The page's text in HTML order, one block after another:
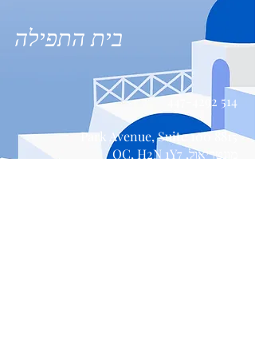
בית התפילה
514 447-4292
8815 Park Avenue, Suite 100
מונטריאול, QC, H2N 1Y7